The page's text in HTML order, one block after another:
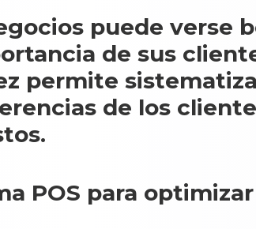
puede verse
de sus
permite
de los
POS para